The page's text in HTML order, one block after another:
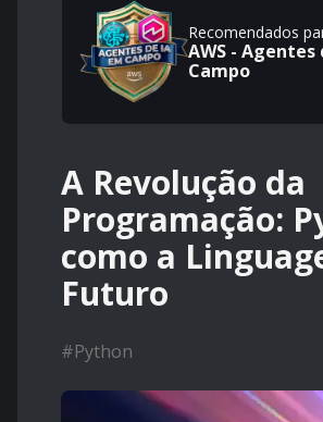
Recomendados
AWS - Agentes
Campo
A Revolução da
Programação:
como a
Futuro
#Python